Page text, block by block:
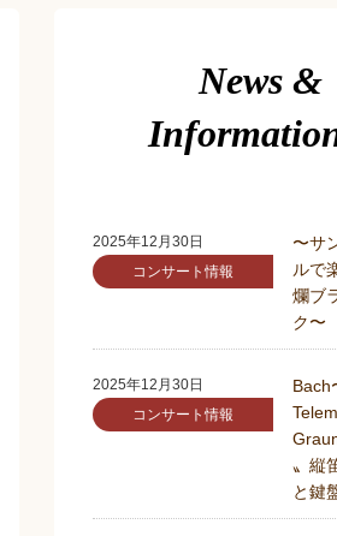
News &
2025年12月30日
コンサート情報
〜サ
ルで
爛ブ
ク〜
2025年12月30日
コンサート情報
Bach
〟縦
と鍵